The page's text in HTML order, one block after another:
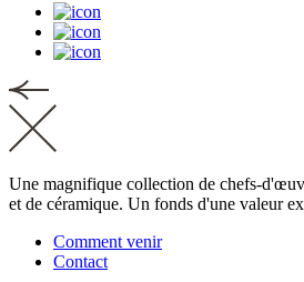
Une magnifique collection de chefs-
et de céramique. Un fonds d'une valeur
Comment venir
Contact